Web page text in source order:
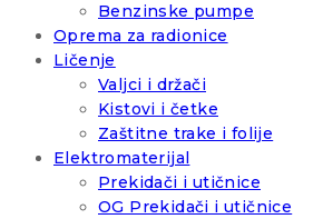
Benzinske pumpe
Oprema za radionice
Ličenje
Valjci i držači
Kistovi i četke
Zaštitne trake i folije
Elektromaterijal
Prekidači i utičnice
OG Prekidači i utičnice